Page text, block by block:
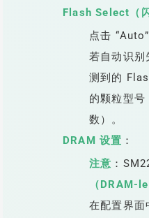
Flash Select（
点击
若自动识
测到的
的颗粒型
数）。
DRAM 设置 ：
注意 ：
（DRAM-
在配置界面